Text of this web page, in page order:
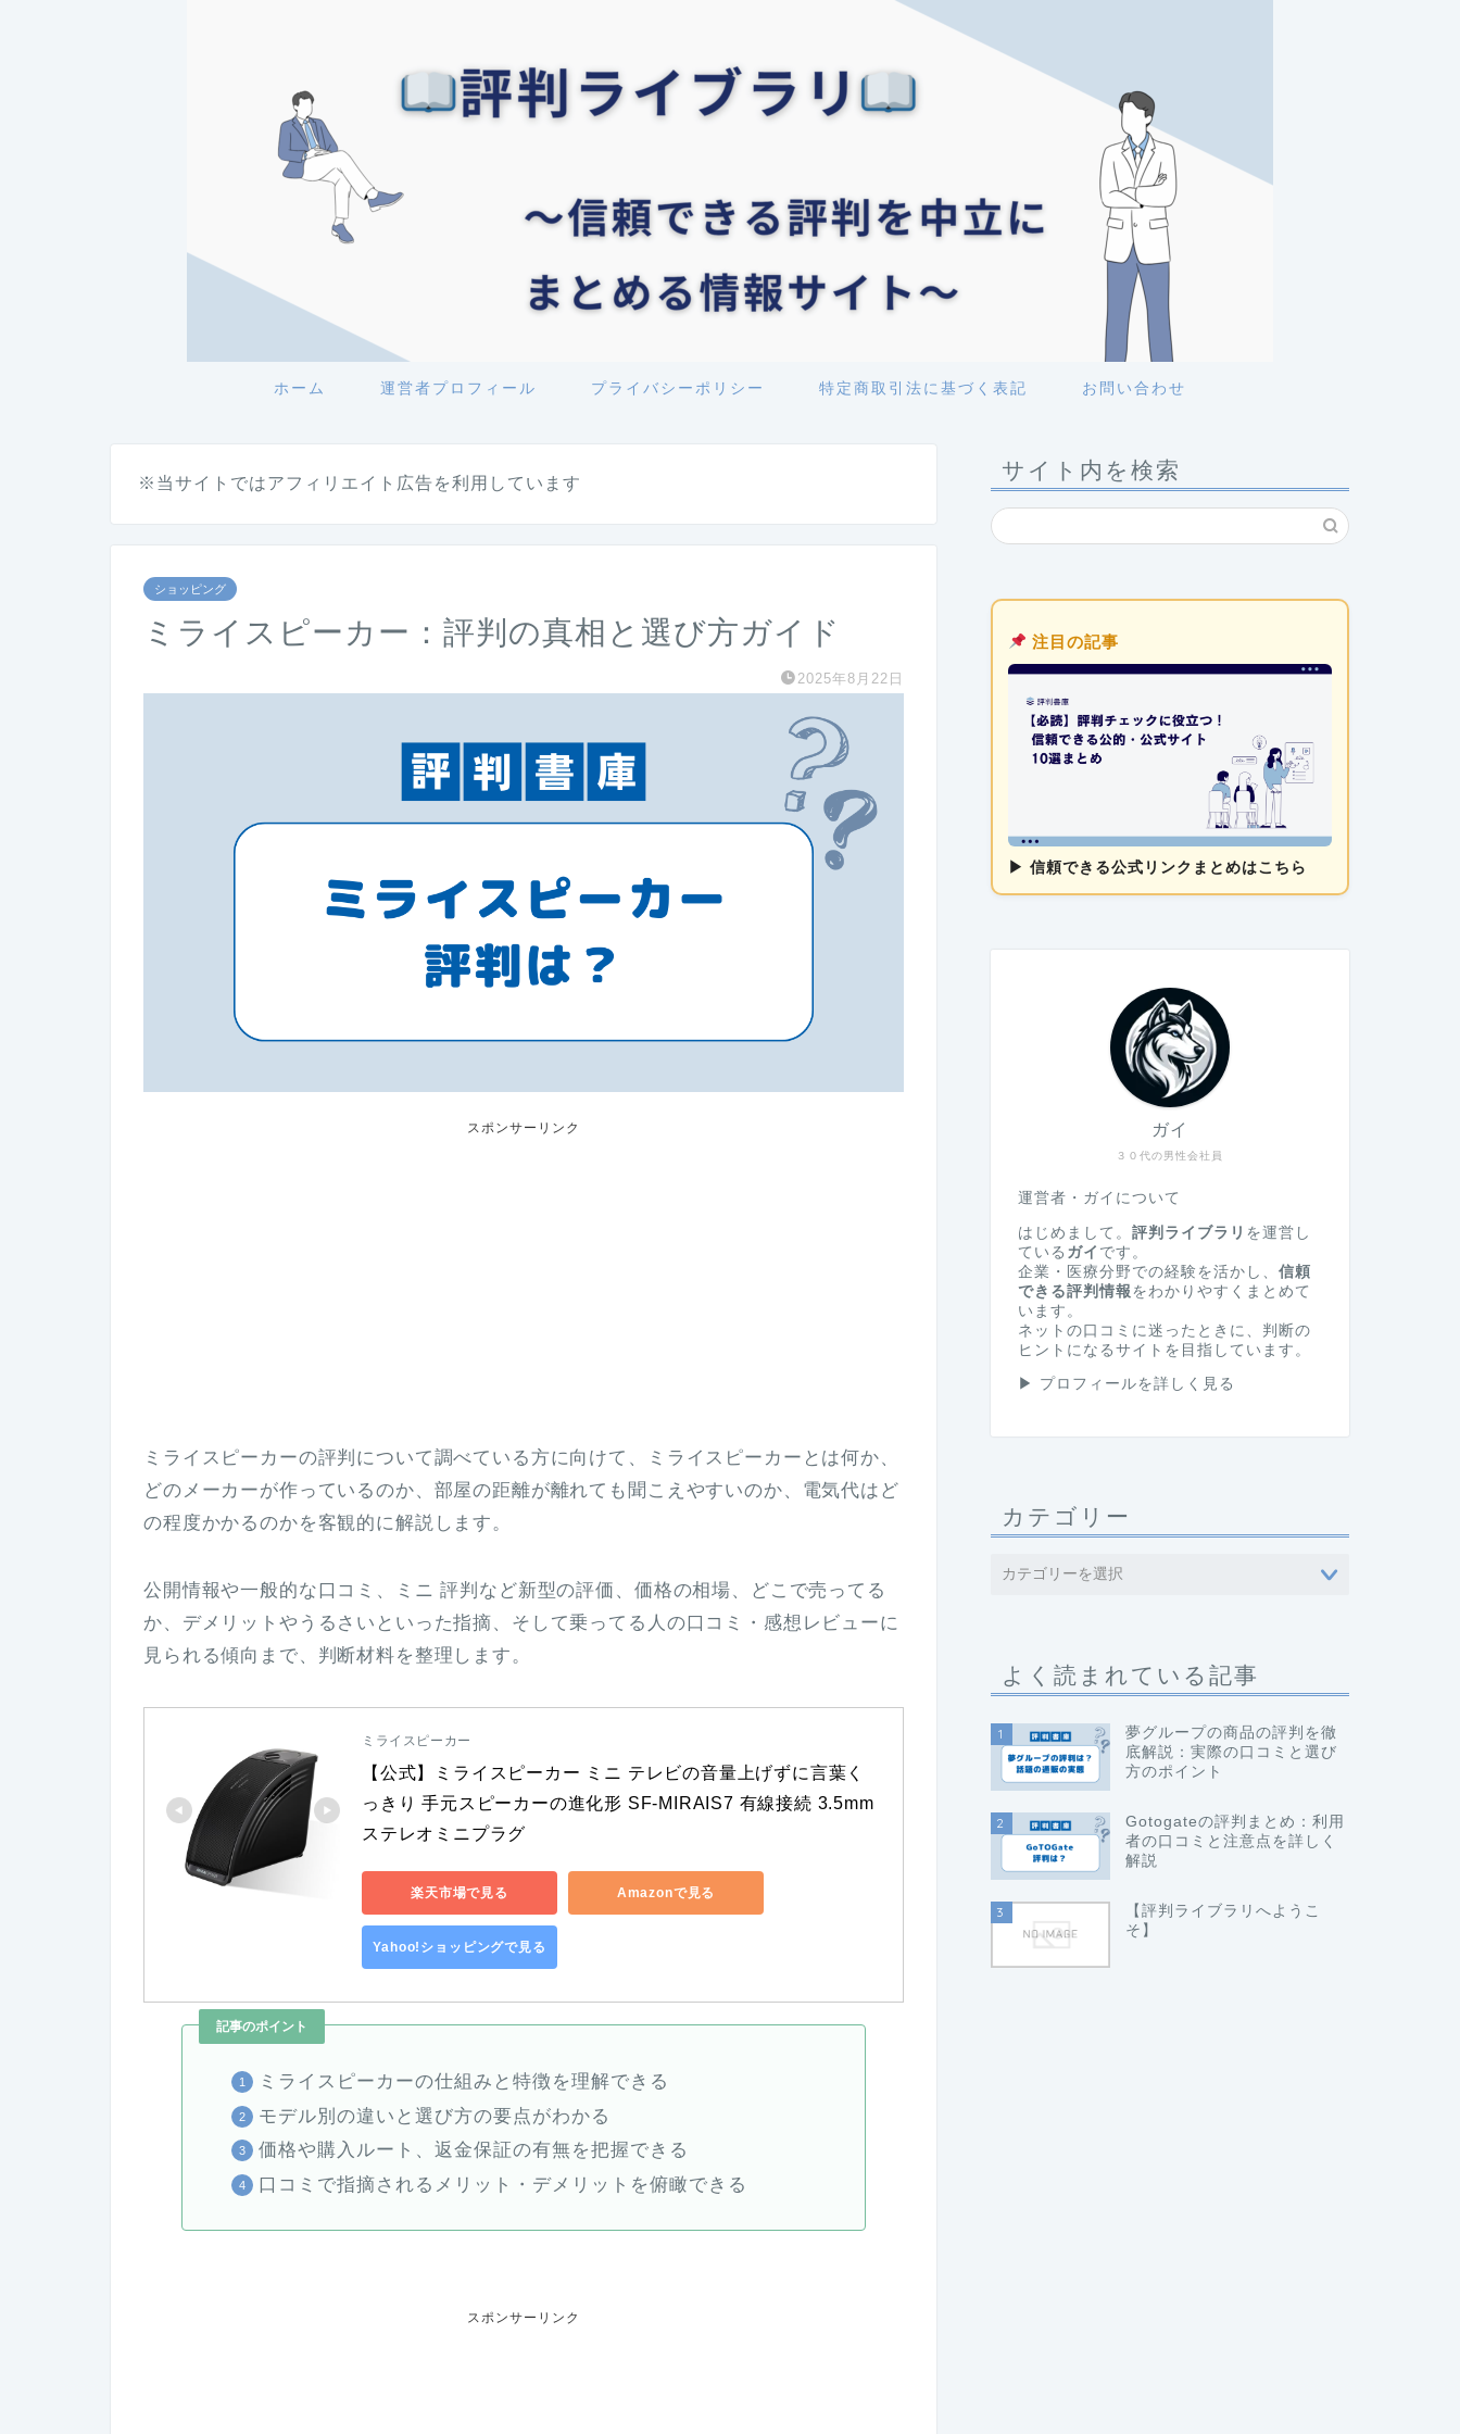
ホーム 運営者プロフィール プライバシーポリシー 特定商取引法に基づく表記 お問い合わせ
※当サイトではアフィリエイト広告を利用しています
ショッピング
ミライスピーカー：評判の真相と選び方ガイド
2025年8月22日
スポンサーリンク
ミライスピーカーの評判について調べている方に向けて、ミライスピーカーとは何か、
どのメーカーが作っているのか、部屋の距離が離れても聞こえやすいのか、電気代はど
の程度かかるのかを客観的に解説します。
公開情報や一般的な口コミ、ミニ 評判など新型の評価、価格の相場、どこで売ってる
か、デメリットやうるさいといった指摘、そして乗ってる人の口コミ・感想レビューに
見られる傾向まで、判断材料を整理します。
ミライスピーカー
【公式】ミライスピーカー ミニ テレビの音量上げずに言葉く
っきり 手元スピーカーの進化形 SF-MIRAIS7 有線接続 3.5mm
ステレオミニプラグ
楽天市場で見る Amazonで見る
Yahoo!ショッピングで見る
記事のポイント
ミライスピーカーの仕組みと特徴を理解できる
モデル別の違いと選び方の要点がわかる
価格や購入ルート、返金保証の有無を把握できる
口コミで指摘されるメリット・デメリットを俯瞰できる
スポンサーリンク
サイト内を検索
注目の記事
▶ 信頼できる公式リンクまとめはこちら
３０代の男性会社員
ガイ
運営者・ガイについて
はじめまして。 評判ライブラリ を運営し
ている ガイ です。
企業・医療分野での経験を活かし、 信頼
できる評判情報 をわかりやすくまとめて
います。
ネットの口コミに迷ったときに、判断の
ヒントになるサイトを目指しています。
▶ プロフィールを詳しく見る
カテゴリー
よく読まれている記事
1
夢グループの商品の評判を徹
底解説：実際の口コミと選び
方のポイント
2
Gotogateの評判まとめ：利用
者の口コミと注意点を詳しく
解説
3
【評判ライブラリへようこ
そ】